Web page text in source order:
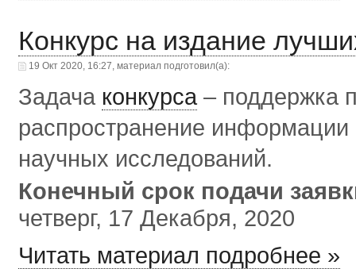
Конкурс на издание
19 Окт 2020, 16:27, материал подготовил(а):
Задача конкурса – поддержка
распространение
научных исследований.
Конечный срок подачи
четверг, 17 Декабря, 2020
Читать материал подробнее »